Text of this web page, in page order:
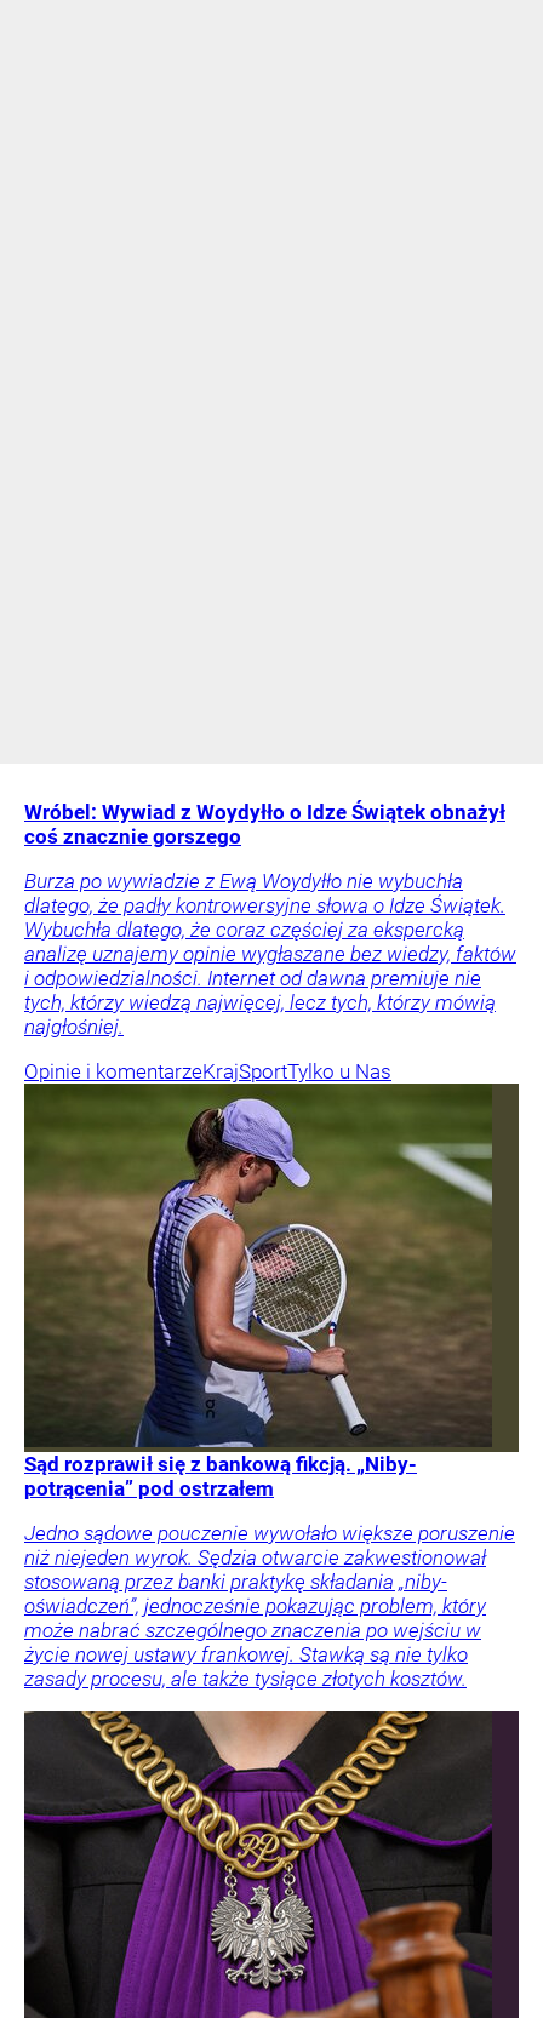
Wróbel: Wywiad z Woydyłło o Idze Świątek obnażył
coś znacznie gorszego
Burza po wywiadzie z Ewą Woydyłło nie wybuchła
dlatego, że padły kontrowersyjne słowa o Idze Świątek.
Wybuchła dlatego, że coraz częściej za ekspercką
analizę uznajemy opinie wygłaszane bez wiedzy, faktów
i odpowiedzialności. Internet od dawna premiuje nie
tych, którzy wiedzą najwięcej, lecz tych, którzy mówią
najgłośniej.
Opinie i komentarzeKrajSportTylko u Nas
Sąd rozprawił się z bankową fikcją. „Niby-
potrącenia” pod ostrzałem
Jedno sądowe pouczenie wywołało większe poruszenie
niż niejeden wyrok. Sędzia otwarcie zakwestionował
stosowaną przez banki praktykę składania „niby-
oświadczeń”, jednocześnie pokazując problem, który
może nabrać szczególnego znaczenia po wejściu w
życie nowej ustawy frankowej. Stawką są nie tylko
zasady procesu, ale także tysiące złotych kosztów.